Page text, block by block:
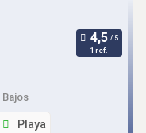
1 ref.
Bajos
Playa